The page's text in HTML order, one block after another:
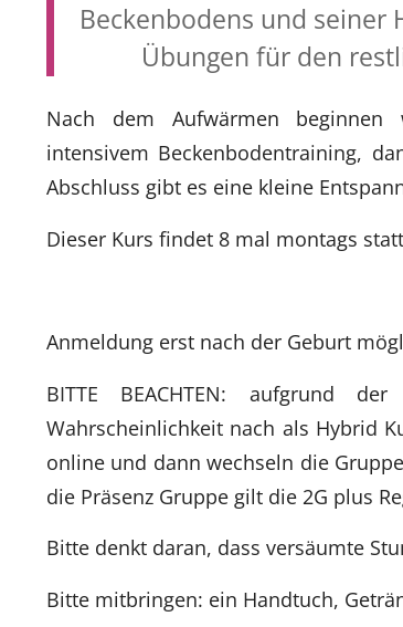
Beckenbodens und seiner
Übungen für den
Nach dem Aufwärmen
intensivem Beckenbodentraining,
Abschluss gibt es eine kleine
Dieser Kurs findet 8 mal montags
Anmeldung erst nach der Geburt
BITTE BEACHTEN: aufgrund
Wahrscheinlichkeit nach als Hybrid
online und dann wechseln die
die Präsenz Gruppe gilt die 2G plus
Bitte denkt daran, dass versäumte
Bitte mitbringen: ein Handtuch,